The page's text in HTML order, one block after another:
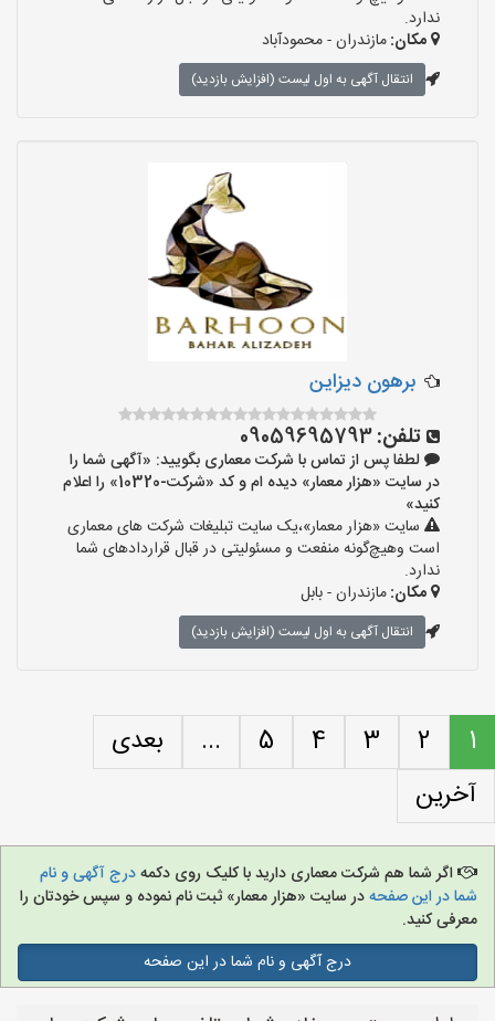
ندارد.
مکان:مازندران - محمودآباد
انتقال آگهی به اول لیست (افزایش بازدید)
برهون دیزاین
تلفن:09059695793
لطفا پس از تماس با شرکت معماری بگویید: «آگهی شما را
در سایت «هزار معمار» دیده ام و کد «شرکت-10320» را اعلام
کنید»
سایت «هزار معمار»،یک سایت تبلیغات شرکت های معماری
است وهیچ‌گونه منفعت و مسئولیتی در قبال قراردادهای شما
ندارد.
مکان:مازندران - بابل
انتقال آگهی به اول لیست (افزایش بازدید)
1
2
3
4
5
...
بعدی
آخرین
اگر شما هم شرکت معماری دارید با کلیک روی دکمهدرج آگهی و نام
شما در این صفحهدر سایت «هزار معمار» ثبت نام نموده و سپس خودتان را
معرفی کنید.
درج آگهی و نام شما در این صفحه